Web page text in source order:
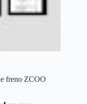
freno ZCOO